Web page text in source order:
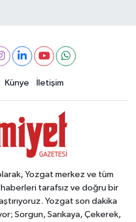
Künye İletişim
Yozgat merkez ve tüm
tarafsız ve doğru bir
Yozgat son dakika
Sorgun, Sarıkaya, Çekerek,